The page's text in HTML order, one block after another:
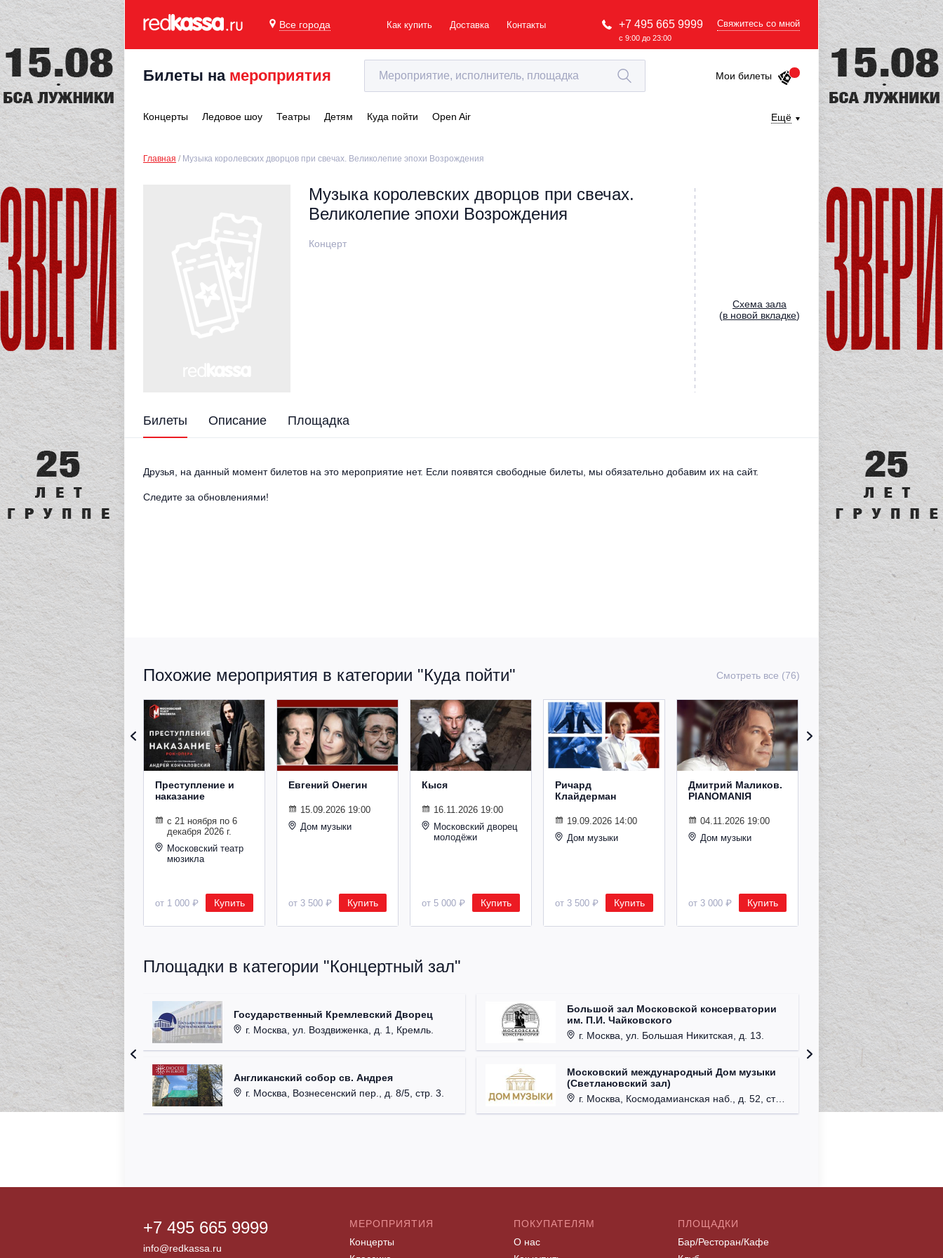
Все города Как купить Доставка Контакты +7 495 665 9999
с 9:00 до 23:00
Свяжитесь со мной
Билеты на мероприятия Мои билеты
Концерты Ледовое шоу Театры Детям Куда пойти Open Air Ещё
Главная Музыка королевских дворцов при свечах. Великолепие эпохи Возрождения
Музыка королевских дворцов при свечах.
Великолепие эпохи Возрождения
Концерт
Cхема зала
(в новой вкладке)
Билеты Описание Площадка
Друзья, на данный момент билетов на это мероприятие нет. Если появятся свободные билеты, мы обязательно добавим их на сайт.
Следите за обновлениями!
Похожие мероприятия в категории "Куда пойти" Смотреть все (76)
Преступление и
наказание
с 21 ноября по 6
декабря 2026 г.
Московский театр
мюзикла
от 1 000 ₽ Купить
Евгений Онегин
15.09.2026 19:00
Дом музыки
от 3 500 ₽ Купить
Кыся
16.11.2026 19:00
Московский дворец
молодёжи
от 5 000 ₽ Купить
Ричард
Клайдерман
19.09.2026 14:00
Дом музыки
от 3 500 ₽ Купить
Дмитрий Маликов.
PIANOMANIЯ
04.11.2026 19:00
Дом музыки
от 3 000 ₽ Купить
Рождественский
концерт
Владимира
Спивакова
24.12.2026 19:00
Дом музыки
от 8 500 ₽ Купить
Площадки в категории "Концертный зал"
Государственный Кремлевский Дворец
г. Москва, ул. Воздвиженка, д. 1, Кремль.
Англиканский собор св. Андрея
г. Москва, Вознесенский пер., д. 8/5, стр. 3.
Большой зал Московской консерватории
им. П.И. Чайковского
г. Москва, ул. Большая Никитская, д. 13.
Московский международный Дом музыки
(Светлановский зал)
г. Москва, Космодамианская наб., д. 52, стр. 8.
г.
Клуб
г.
+7 495 665 9999
info@redkassa.ru
МЕРОПРИЯТИЯ
Концерты
ПОКУПАТЕЛЯМ
О нас
ПЛОЩАДКИ
Бар/Ресторан/Кафе